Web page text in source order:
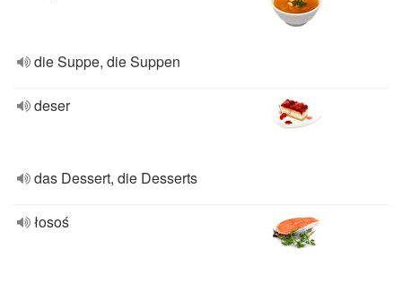
die Suppe, die Suppen
deser
das Dessert, die Desserts
łosoś